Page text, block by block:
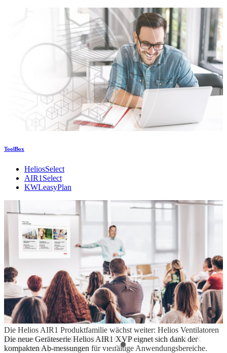
ToolBox
HeliosSelect
AIR1Select
KWLeasyPlan
Seminare – vor Ort und Online
Die Helios AIR1 Produktfamilie wächst weiter: Helios Ventilatoren
präsentiert auf der ISH 2023 neue Geräte sowie ein AIR1 DX
Direktverdampfer-Register
Die neue Geräteserie Helios AIR1 XVP eignet sich dank der
kompakten Ab-messungen für vielfältige Anwendungsbereiche.